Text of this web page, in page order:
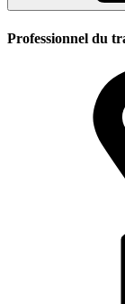
Professionnel du